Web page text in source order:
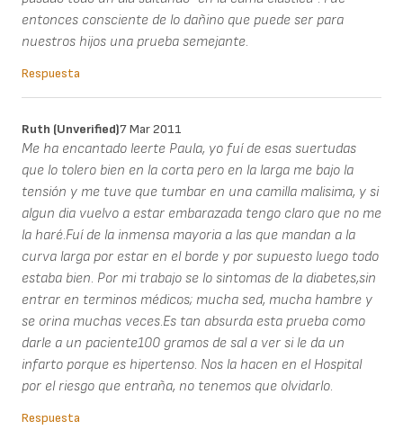
entonces consciente de lo dañino que puede ser para
nuestros hijos una prueba semejante.
Respuesta
Ruth (unverified)7 Mar 2011
Me ha encantado leerte Paula, yo fuí de esas suertudas
que lo tolero bien en la corta pero en la larga me bajo la
tensión y me tuve que tumbar en una camilla malisima, y si
algun dia vuelvo a estar embarazada tengo claro que no me
la haré.Fuí de la inmensa mayoria a las que mandan a la
curva larga por estar en el borde y por supuesto luego todo
estaba bien. Por mi trabajo se lo sintomas de la diabetes,sin
entrar en terminos médicos; mucha sed, mucha hambre y
se orina muchas veces.Es tan absurda esta prueba como
darle a un paciente100 gramos de sal a ver si le da un
infarto porque es hipertenso. Nos la hacen en el Hospital
por el riesgo que entraña, no tenemos que olvidarlo.
Respuesta